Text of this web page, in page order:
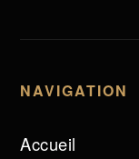
NAVIGATION
Accueil